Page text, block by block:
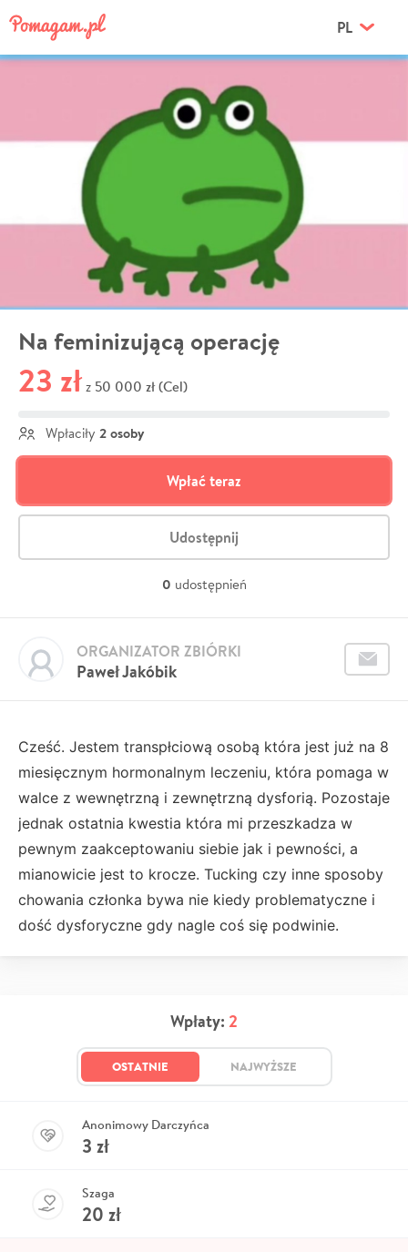
PL
Na feminizującą operację
23 zł z 50 000 zł (Cel)
Wpłaciły 2 osoby
Wpłać teraz
Udostępnij
0 udostępnień
Paweł Jakóbik
ORGANIZATOR ZBIÓRKI
Cześć. Jestem transpłciową osobą która jest już na 8
miesięcznym hormonalnym leczeniu, która pomaga w
walce z wewnętrzną i zewnętrzną dysforią. Pozostaje
jednak ostatnia kwestia która mi przeszkadza w
pewnym zaakceptowaniu siebie jak i pewności, a
mianowicie jest to krocze. Tucking czy inne sposoby
chowania członka bywa nie kiedy problematyczne i
dość dysforyczne gdy nagle coś się podwinie.
Wpłaty: 2
OSTATNIE NAJWYŻSZE
Anonimowy Darczyńca
3 zł
Szaga
20 zł